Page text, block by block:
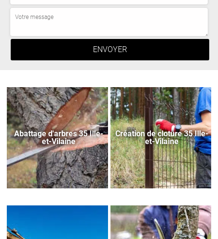
Abattage d'arbres 35 Ille-
et-Vilaine
Création de cloture 35 Ille-
et-Vilaine